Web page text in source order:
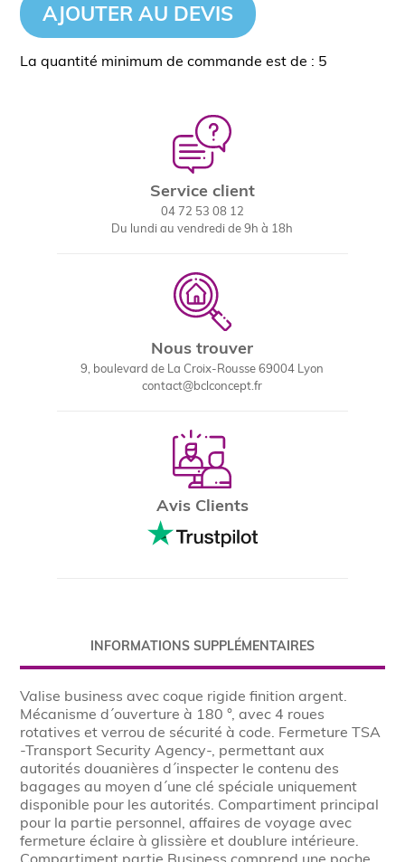
AJOUTER AU DEVIS
La quantité minimum de commande est de : 5
Service client
04 72 53 08 12
Du lundi au vendredi de 9h à 18h
Nous trouver
9, boulevard de La Croix-Rousse 69004 Lyon
contact@bclconcept.fr
Avis Clients
INFORMATIONS SUPPLÉMENTAIRES
Valise business avec coque rigide finition argent.
Mécanisme d´ouverture à 180 °, avec 4 roues
rotatives et verrou de sécurité à code. Fermeture TSA
-Transport Security Agency-, permettant aux
autorités douanières d´inspecter le contenu des
bagages au moyen d´une clé spéciale uniquement
disponible pour les autorités. Compartiment principal
pour la partie personnel, affaires de voyage avec
fermeture éclaire à glissière et doublure intérieure.
Compartiment partie Business comprend une poche